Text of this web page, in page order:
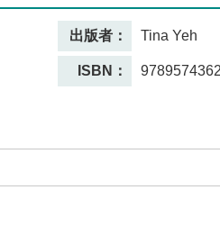
出版者： Tina Yeh
ISBN：